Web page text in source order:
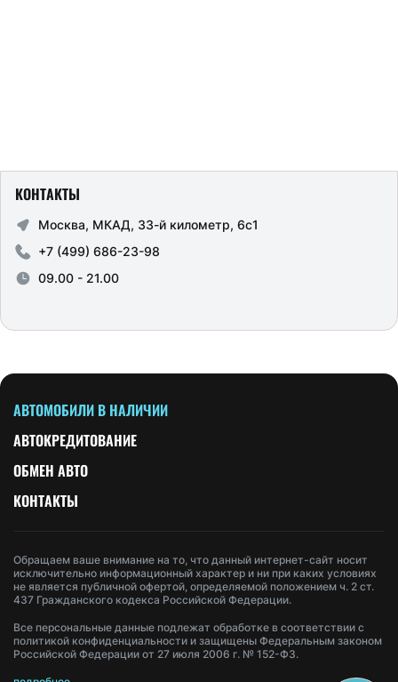
КОНТАКТЫ
Москва, МКАД, 33-й километр, 6с1
+7 (499) 686-23-98
09.00 - 21.00
АВТОМОБИЛИ В НАЛИЧИИ
АВТОКРЕДИТОВАНИЕ
ОБМЕН АВТО
КОНТАКТЫ
Обращаем ваше внимание на то, что данный интернет-сайт носит
исключительно информационный характер и ни при каких условиях
не является публичной офертой, определяемой положением ч. 2 ст.
437 Гражданского кодекса Российской Федерации.
Все персональные данные подлежат обработке в соответствии с
политикой конфиденциальности и защищены Федеральным законом
Российской Федерации от 27 июля 2006 г. № 152-ФЗ.